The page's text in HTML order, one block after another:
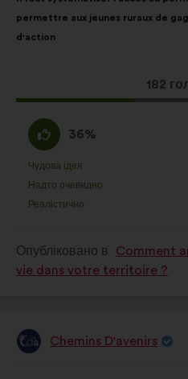
пропозиції:
permettre aux jeunes ruraux de
d'action
Ця
182
розподілом:
За
:
36%
Чудова ідея
:разів
Надто очевидно
:разів
Реалістично
:разів
Опубліковано в
Comment
vie dans votre territoire ?
ПропозиціяChemins D'avenirs
забезпечення
громадянами в
Соціальні
що допомагають